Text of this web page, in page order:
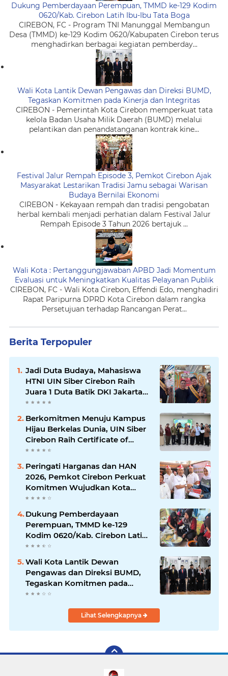
Dukung Pemberdayaan Perempuan, TMMD ke-129 Kodim
0620/Kab. Cirebon Latih Ibu-Ibu Tata Boga
CIREBON, FC - Program TNI Manunggal Membangun
Desa (TMMD) ke-129 Kodim 0620/Kabupaten Cirebon terus
menghadirkan berbagai kegiatan pemberday...
Wali Kota Lantik Dewan Pengawas dan Direksi BUMD,
Tegaskan Komitmen pada Kinerja dan Integritas
CIREBON - Pemerintah Kota Cirebon memperkuat tata
kelola Badan Usaha Milik Daerah (BUMD) melalui
pelantikan dan penandatanganan kontrak kine...
Festival Jalur Rempah Episode 3, Pemkot Cirebon Ajak
Masyarakat Lestarikan Tradisi Jamu sebagai Warisan
Budaya Bernilai Ekonomi
CIREBON - Kekayaan rempah dan tradisi pengobatan
herbal kembali menjadi perhatian dalam Festival Jalur
Rempah Episode 3 Tahun 2026 bertajuk ...
Wali Kota : Pertanggungjawaban APBD Jadi Momentum
Evaluasi untuk Meningkatkan Kualitas Pelayanan Publik
CIREBON, FC - Wali Kota Cirebon, Effendi Edo, menghadiri
Rapat Paripurna DPRD Kota Cirebon dalam rangka
Persetujuan terhadap Rancangan Perat...
Berita Terpopuler
Jadi Duta Budaya, Mahasiswa
HTNI UIN Siber Cirebon Raih
Juara 1 Duta Batik DKI Jakarta
2026
Berkomitmen Menuju Kampus
Hijau Berkelas Dunia, UIN Siber
Cirebon Raih Certificate of
Compliance UI GreenMetric
Peringati Harganas dan HAN
2026, Pemkot Cirebon Perkuat
Komitmen Wujudkan Kota
Layak Anak
Dukung Pemberdayaan
Perempuan, TMMD ke-129
Kodim 0620/Kab. Cirebon Latih
Ibu-Ibu Tata Boga
Wali Kota Lantik Dewan
Pengawas dan Direksi BUMD,
Tegaskan Komitmen pada
Kinerja dan Integritas
Lihat Selengkapnya